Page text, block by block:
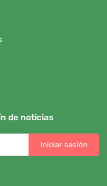
de noticias
Iniciar sesión